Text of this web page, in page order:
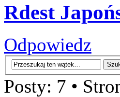
Rdest
Odpowiedz
Posty: 7 •